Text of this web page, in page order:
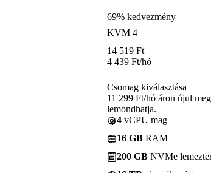
69% kedvezmény
KVM 4
14 519 Ft
4 439 Ft/hó
Csomag kiválasztása
11 299 Ft/hó áron újul
lemondhatja.
4 vCPU mag
16 GB RAM
200 GB NVMe